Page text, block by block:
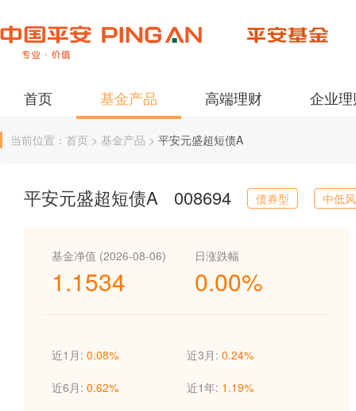
首页 基金产品 高端理财 企业
当前位置：首页 > 基金产品 > 平安元盛超短债A
平安元盛超短债A 008694 债券型 中低
基金净值 (2026-08-06)
1.1534
日涨跌幅
0.00%
近1月: 0.08% 近3月: 0.24%
近6月: 0.62% 近1年: 1.19%